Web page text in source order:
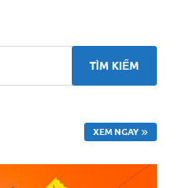
XEM NGAY